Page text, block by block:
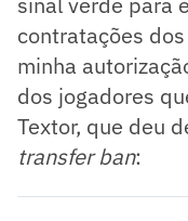
contratações
minha
dos jogadores
Textor, que deu
transfer ban: